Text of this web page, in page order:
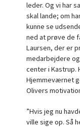
leder. Og vi har
skal lande; om
kunne se
ned at prøve de
Laursen, der er
medarbejdere
center i Kastrup.
Hjemmeværnet
Olivers
”Hvis jeg nu
ville sige op. Så